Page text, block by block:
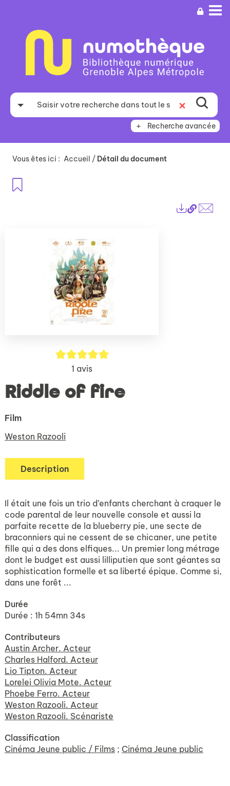
recherche
Recherche avancée
Vous êtes ici : Accueil / Détail du document
Lien
5/5
1 avis
Riddle of fire
Film
Weston Razooli
Description
Il était une fois un trio d’enfants cherchant à craquer le
code parental de leur nouvelle console et aussi la
parfaite recette de la blueberry pie, une secte de
braconniers qui ne cessent de se chicaner, une petite
fille qui a des dons elfiques... Un premier long métrage
dont le budget est aussi lilliputien que sont géantes sa
sophistication formelle et sa liberté épique. Comme si,
dans une forêt ...
Durée
Durée : 1h 54mn 34s
Contributeurs
Austin Archer. Acteur
Charles Halford. Acteur
Lio Tipton. Acteur
Lorelei Olivia Mote. Acteur
Phoebe Ferro. Acteur
Weston Razooli. Acteur
Weston Razooli. Scénariste
Classification
Cinéma Jeune public / Films ; Cinéma Jeune public